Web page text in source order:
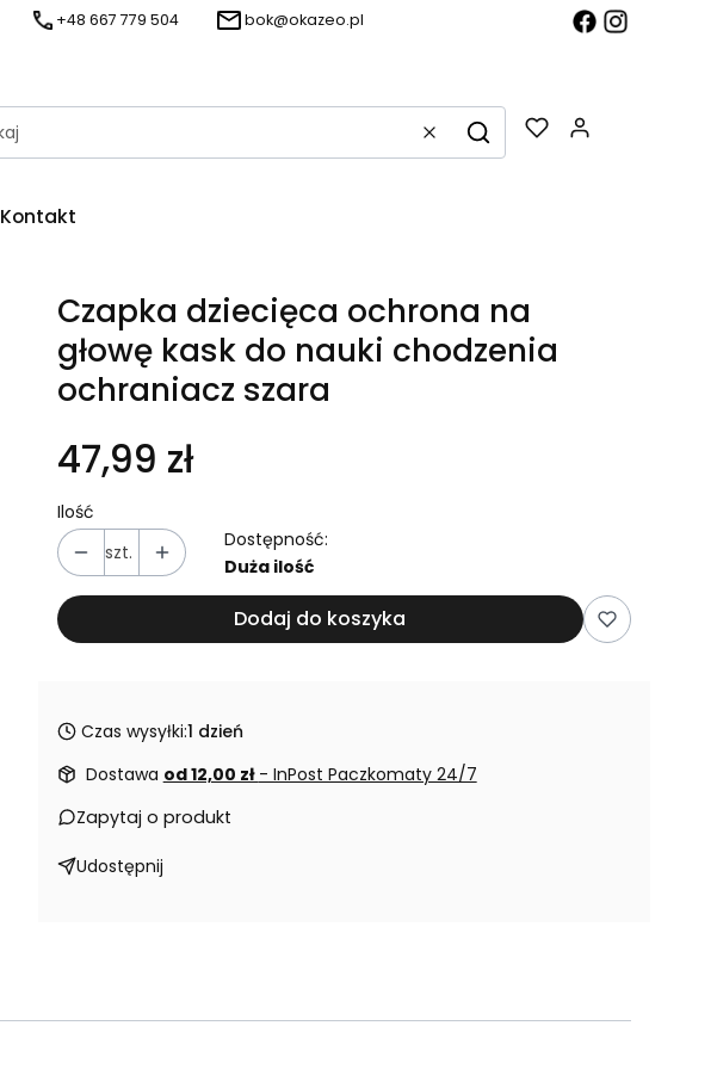
+48 667 779 504 bok@okazeo.pl
WyczyśćSzukaj
Kontakt
Czapka dziecięca ochrona na
głowę kask do nauki chodzenia
ochraniacz szara
47,99 zł
Ilość
szt.
Dostępność:
Duża ilość
Dodaj do koszyka
Czas wysyłki:1 dzień
Dostawa od 12,00 zł - InPost Paczkomaty 24/7
Zapytaj o produkt
Udostępnij